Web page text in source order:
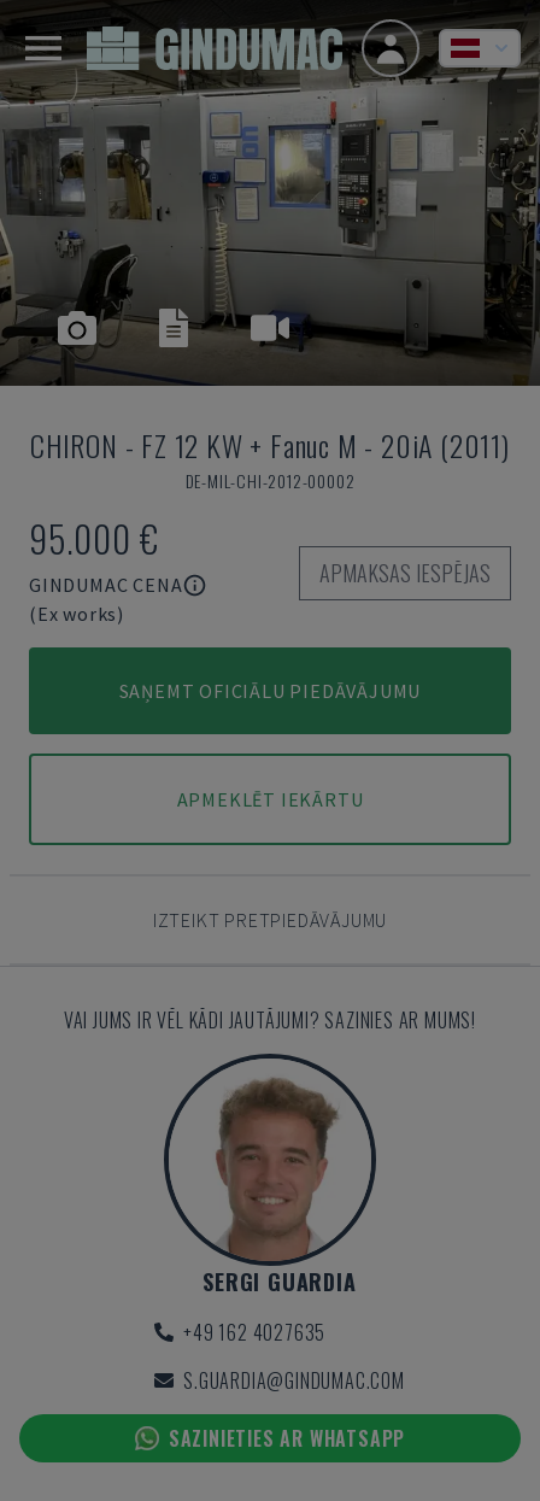
CHIRON - FZ 12 KW + Fanuc M - 20iA (2011)
DE-MIL-CHI-2012-00002
95.000 €
GINDUMAC CENA
(Ex works)
APMAKSAS IESPĒJAS
SAŅEMT OFICIĀLU PIEDĀVĀJUMU
APMEKLĒT IEKĀRTU
IZTEIKT PRETPIEDĀVĀJUMU
VAI JUMS IR VĒL KĀDI JAUTĀJUMI? SAZINIES AR MUMS!
SERGI GUARDIA
+49 162 4027635
S.GUARDIA@GINDUMAC.COM
SAZINIETIES AR WHATSAPP